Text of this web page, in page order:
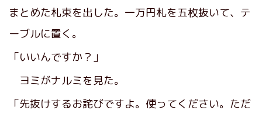
まとめた札束を出した。一万円札を五枚抜いて、テ
ーブルに置く。
「いいんですか？」
ヨミがナルミを見た。
「先抜けするお詫びですよ。使ってください。ただ